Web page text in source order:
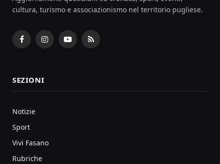
cultura, turismo e associazionismo nel territorio pugliese.
FacebookInstagramYouTubeRSS
SEZIONI
Notizie
Sport
Vivi Fasano
Rubriche